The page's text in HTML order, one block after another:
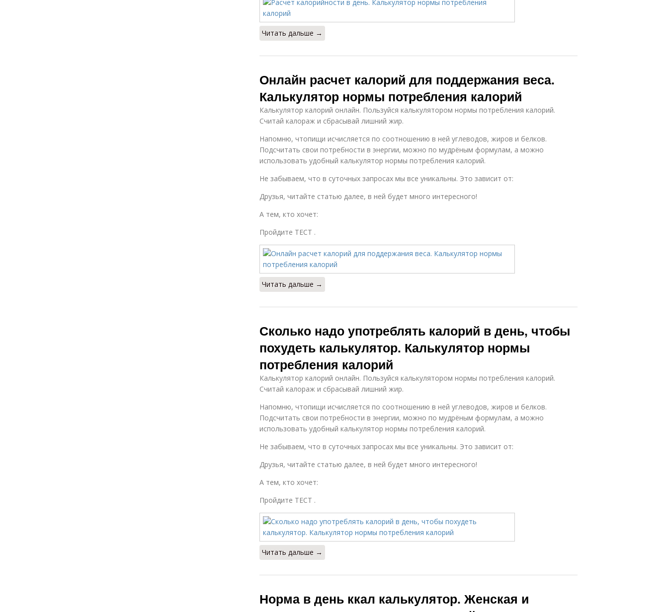
Читать дальше →
Онлайн расчет калорий для поддержания веса.
Калькулятор нормы потребления калорий
Калькулятор калорий онлайн. Пользуйся калькулятором нормы потребления калорий.
Считай калораж и сбрасывай лишний жир.
Напомню, чтопищи исчисляется по соотношению в ней углеводов, жиров и белков.
Подсчитать свои потребности в энергии, можно по мудрёным формулам, а можно
использовать удобный калькулятор нормы потребления калорий.
Не забываем, что в суточных запросах мы все уникальны. Это зависит от:
Друзья, читайте статью далее, в ней будет много интересного!
А тем, кто хочет:
Пройдите ТЕСТ .
Читать дальше →
Сколько надо употреблять калорий в день, чтобы
похудеть калькулятор. Калькулятор нормы
потребления калорий
Калькулятор калорий онлайн. Пользуйся калькулятором нормы потребления калорий.
Считай калораж и сбрасывай лишний жир.
Напомню, чтопищи исчисляется по соотношению в ней углеводов, жиров и белков.
Подсчитать свои потребности в энергии, можно по мудрёным формулам, а можно
использовать удобный калькулятор нормы потребления калорий.
Не забываем, что в суточных запросах мы все уникальны. Это зависит от:
Друзья, читайте статью далее, в ней будет много интересного!
А тем, кто хочет:
Пройдите ТЕСТ .
Читать дальше →
Норма в день ккал калькулятор. Женская и